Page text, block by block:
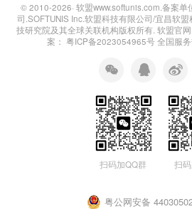
© 2010-2026· 软盟www.softunis.com.备案
司.SOFTUNIS Inc.软盟科技有限公司/宜昌软
技研究院及其全球关联机构版权所有 . 软盟官
案： 粤ICP备2023054965号全国服
扫码加QQ群 扫
粤公网安备